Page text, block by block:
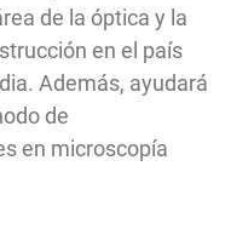
de la óptica y la
en el país
Además, ayudará
de
en microscopía